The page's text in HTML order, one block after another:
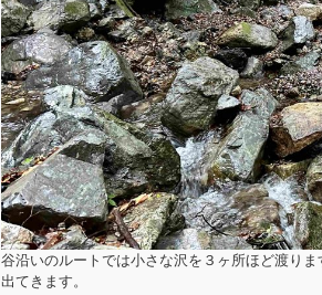
谷沿いのルートでは小さな沢を３ヶ所ほど渡り
出てきます。